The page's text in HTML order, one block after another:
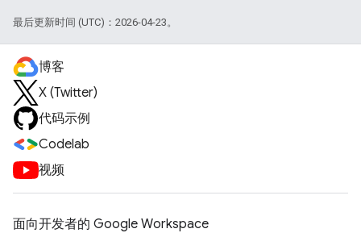
最后更新时间 (UTC)：2026-04-23。
博客
X (Twitter)
代码示例
Codelab
视频
面向开发者的 Google Workspace